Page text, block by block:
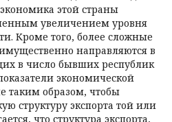
этой страны
увеличением уровня
Кроме того, более сложные
направляются в
в число бывших республик
экономической
таким образом, чтобы
структуру экспорта той или
что структура экспорта,